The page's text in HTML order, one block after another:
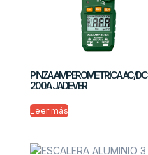
PINZA AMPEROMETRICA AC/DC
200A JADEVER
Leer más